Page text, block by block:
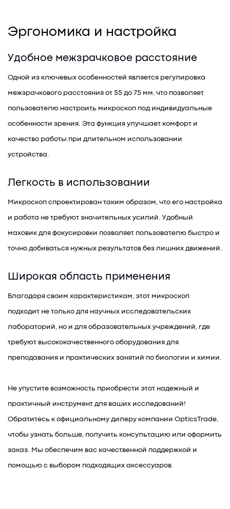
Эргономика и настройка
Удобное межзрачковое расстояние
Одной из ключевых особенностей является регулировка
межзрачкового расстояния от 55 до 75 мм, что позволяет
пользователю настроить микроскоп под индивидуальные
особенности зрения. Эта функция улучшает комфорт и
качество работы при длительном использовании
устройства.
Легкость в использовании
Микроскоп спроектирован таким образом, что его настройка
и работа не требуют значительных усилий. Удобный
маховик для фокусировки позволяет пользователю быстро и
точно добиваться нужных результатов без лишних движений.
Широкая область применения
Благодаря своим характеристикам, этот микроскоп
подходит не только для научных исследовательских
лабораторий, но и для образовательных учреждений, где
требуют высококачественного оборудования для
преподавания и практических занятий по биологии и химии.
Не упустите возможность приобрести этот надежный и
практичный инструмент для ваших исследований!
Обратитесь к официальному дилеру компании OpticsTrade,
чтобы узнать больше, получить консультацию или оформить
заказ. Мы обеспечим вас качественной поддержкой и
помощью с выбором подходящих аксессуаров.